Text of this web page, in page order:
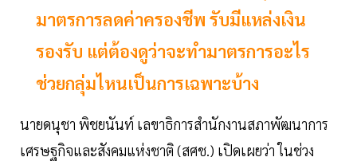
มาตรการลดค่าครองชีพ รับมีแหล่งเงิน
รองรับ แต่ต้องดูว่าจะทำมาตรการอะไร
ช่วยกลุ่มไหนเป็นการเฉพาะบ้าง
นายดนุชา พิชยนันท์ เลขาธิการสำนักงานสภาพัฒนาการ
เศรษฐกิจและสังคมแห่งชาติ (สศช.) เปิดเผยว่า ในช่วง